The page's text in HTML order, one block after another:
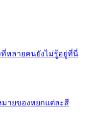
หลายคนยังไม่รู้อยู่ที่นี่
มายของหยกแต่ละสี